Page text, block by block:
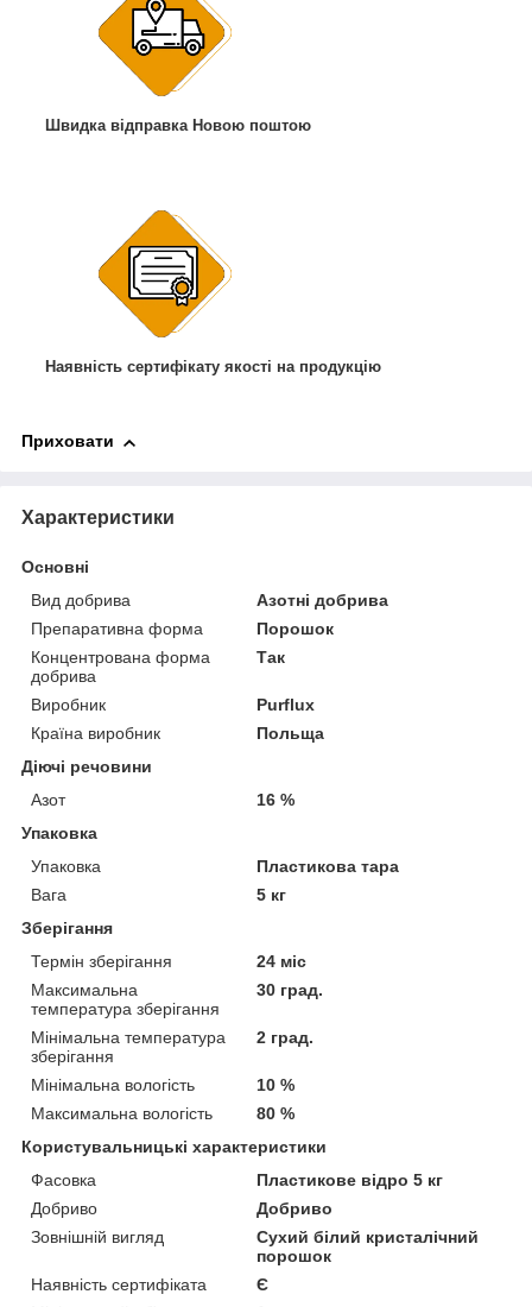
Швидка відправка Новою поштою
Наявність сертифікату якості на продукцію
Приховати
Характеристики
Основні
Вид добрива
Азотні добрива
Препаративна форма
Порошок
Концентрована форма
добрива
Так
Виробник
Purflux
Країна виробник
Польща
Діючі речовини
Азот
16 %
Упаковка
Упаковка
Пластикова тара
Вага
5 кг
Зберігання
Термін зберігання
24 міс
Максимальна
температура зберігання
30 град.
Мінімальна температура
зберігання
2 град.
Мінімальна вологість
10 %
Максимальна вологість
80 %
Користувальницькі характеристики
Фасовка
Пластикове відро 5 кг
Добриво
Добриво
Зовнішній вигляд
Сухий білий кристалічний
порошок
Наявність сертифіката
Є